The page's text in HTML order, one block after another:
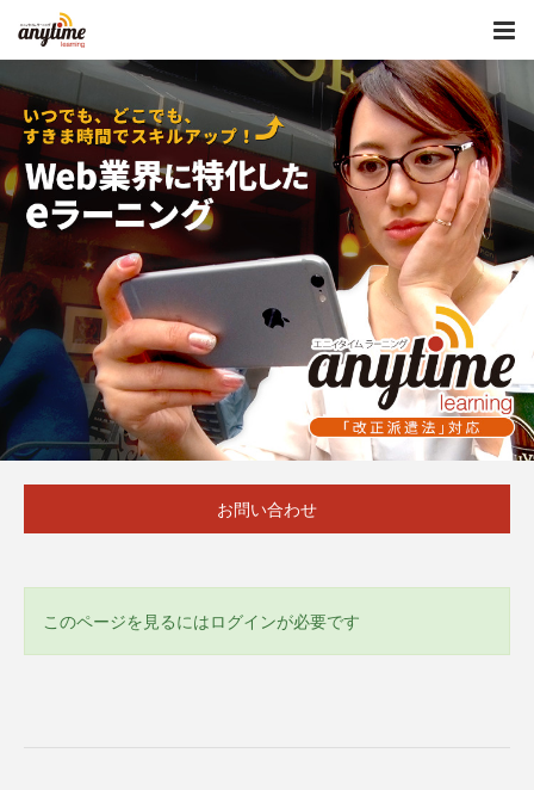
お問い合わせ
このページを見るにはログインが必要です